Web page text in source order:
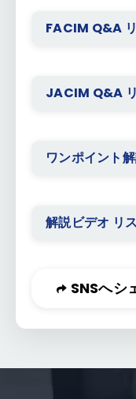
FACIM Q&A
JACIM Q&A
ワンポイント
解説ビデオ リ
SNSへシ